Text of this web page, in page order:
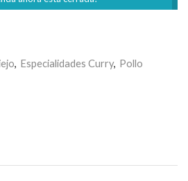
Especialidades Curry, Pollo